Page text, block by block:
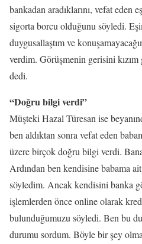
bankadan aradıklarını, vefat eden
sigorta borcu olduğunu söyledi.
duygusallaştım ve
verdim. Görüşmenin gerisini
dedi.
“Doğru bilgi verdi”
Müşteki Hazal Türesan ise
ben aldıktan sonra vefat eden
üzere birçok doğru bilgi verdi.
Ardından ben kendisine babama ait
söyledim. Ancak kendisini banka
işlemlerden önce online olarak
bulunduğumuzu söyledi. Ben bu
durumu sordum. Böyle bir şey